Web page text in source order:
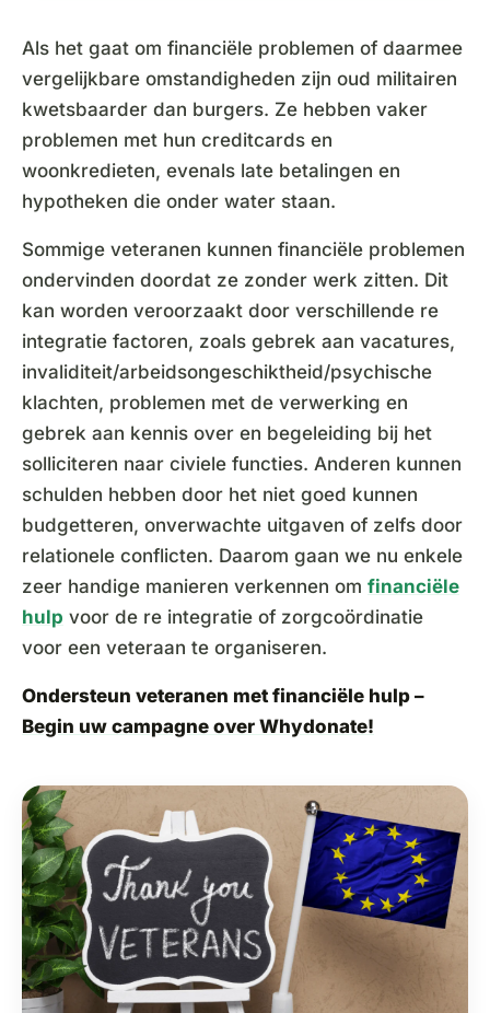
Als het gaat om financiële problemen of daarmee
vergelijkbare omstandigheden zijn oud militairen
kwetsbaarder dan burgers. Ze hebben vaker
problemen met hun creditcards en
woonkredieten, evenals late betalingen en
hypotheken die onder water staan.
Sommige veteranen kunnen financiële problemen
ondervinden doordat ze zonder werk zitten. Dit
kan worden veroorzaakt door verschillende re
integratie factoren, zoals gebrek aan vacatures,
invaliditeit/arbeidsongeschiktheid/psychische
klachten, problemen met de verwerking en
gebrek aan kennis over en begeleiding bij het
solliciteren naar civiele functies. Anderen kunnen
schulden hebben door het niet goed kunnen
budgetteren, onverwachte uitgaven of zelfs door
relationele conflicten. Daarom gaan we nu enkele
zeer handige manieren verkennen om financiële
hulp voor de re integratie of zorgcoördinatie
voor een veteraan te organiseren.
Ondersteun veteranen met financiële hulp –
Begin uw campagne over Whydonate!